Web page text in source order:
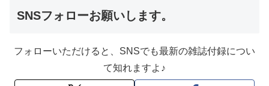
SNSフォローお願いします。
フォローいただけると、SNSでも最新の雑誌付録につい
て知れますよ♪